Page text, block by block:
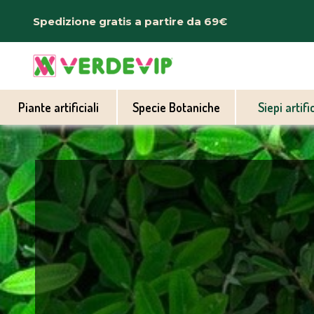
Spedizione gratis a partire da 69€
Piante artificiali Specie Botaniche Siepi
Accessori piante Cespugli e Green
Pini e Abeti Tronchi Naturali
Abelia Acacia
Bambu
Camelia Camerus
Dracena Ficus
Magnolia Mango